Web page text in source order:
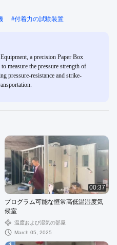
#付着力の試験装置
a precision Paper Box
measure the pressure strength of
pressure-resistance and strike-
00:37
プログラム可能な恒常高低温湿度気
候室
温度および湿気の部屋
March 05, 2025